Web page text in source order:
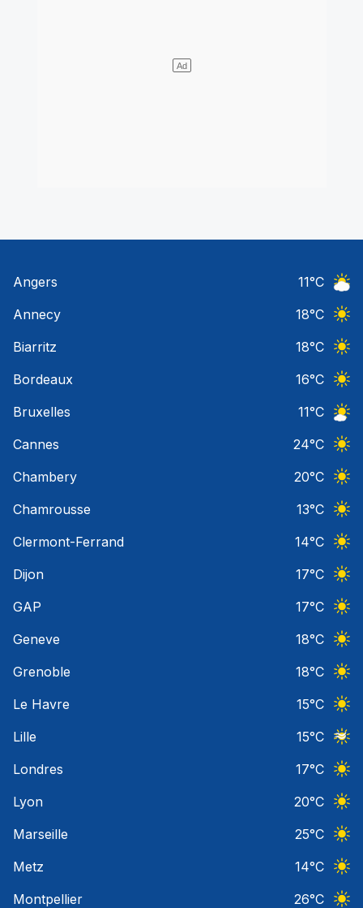
Angers 11°C
Annecy
18°C
Biarritz
18°C
Bordeaux
16°C
Bruxelles
11°C
Cannes
24°C
Chambery
20°C
Chamrousse
13°C
Clermont-Ferrand
14°C
Dijon
17°C
GAP
17°C
Geneve
18°C
Grenoble
18°C
Le Havre
15°C
Lille
15°C
Londres
17°C
Lyon
20°C
Marseille
25°C
Metz
14°C
Montpellier
26°C